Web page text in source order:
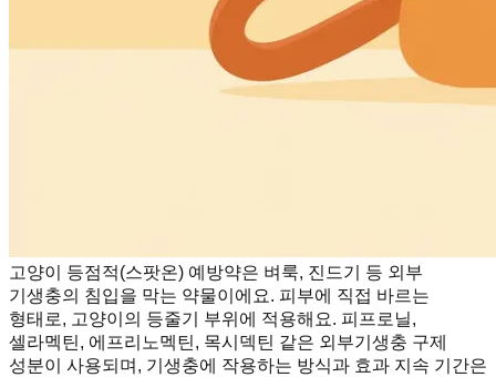
고양이 등점적(스팟온) 예방약은 벼룩, 진드기 등 외부
기생충의 침입을 막는 약물이에요. 피부에 직접 바르는
형태로, 고양이의 등줄기 부위에 적용해요. 피프로닐,
셀라멕틴, 에프리노멕틴, 목시덱틴 같은 외부기생충 구제
성분이 사용되며, 기생충에 작용하는 방식과 효과 지속 기간은